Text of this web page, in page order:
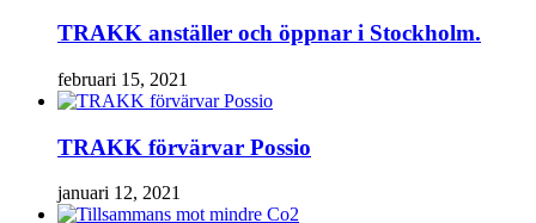
TRAKK anställer och öppnar i Stockholm.
februari 15, 2021
TRAKK förvärvar Possio
januari 12, 2021